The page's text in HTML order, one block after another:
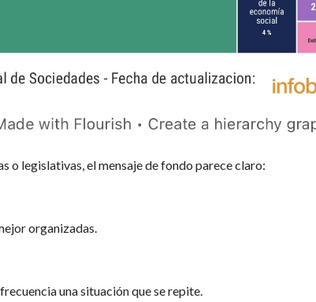
o legislativas, el mensaje de fondo parece claro:
organizadas.
una situación que se repite.